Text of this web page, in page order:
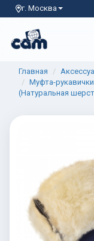
г. Москва
Главная
Муфта-
(Натуральная